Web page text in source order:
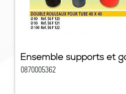
Ensemble supports et
0870005362